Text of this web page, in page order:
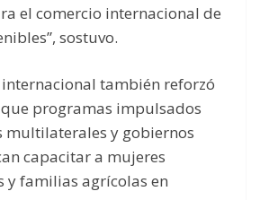
el comercio internacional de
sostuvo.
también reforzó
programas impulsados
multilaterales y gobiernos
capacitar a mujeres
y familias agrícolas en